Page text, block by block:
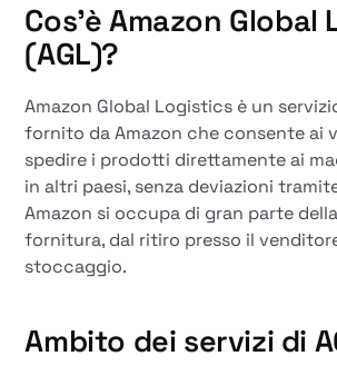
Cos'è Amazon Global
(AGL)?
Amazon Global Logistics è un
fornito da Amazon che consente ai
spedire i prodotti direttamente ai
in altri paesi, senza deviazioni
Amazon si occupa di gran parte
fornitura, dal ritiro presso il
stoccaggio.
Ambito dei servizi di